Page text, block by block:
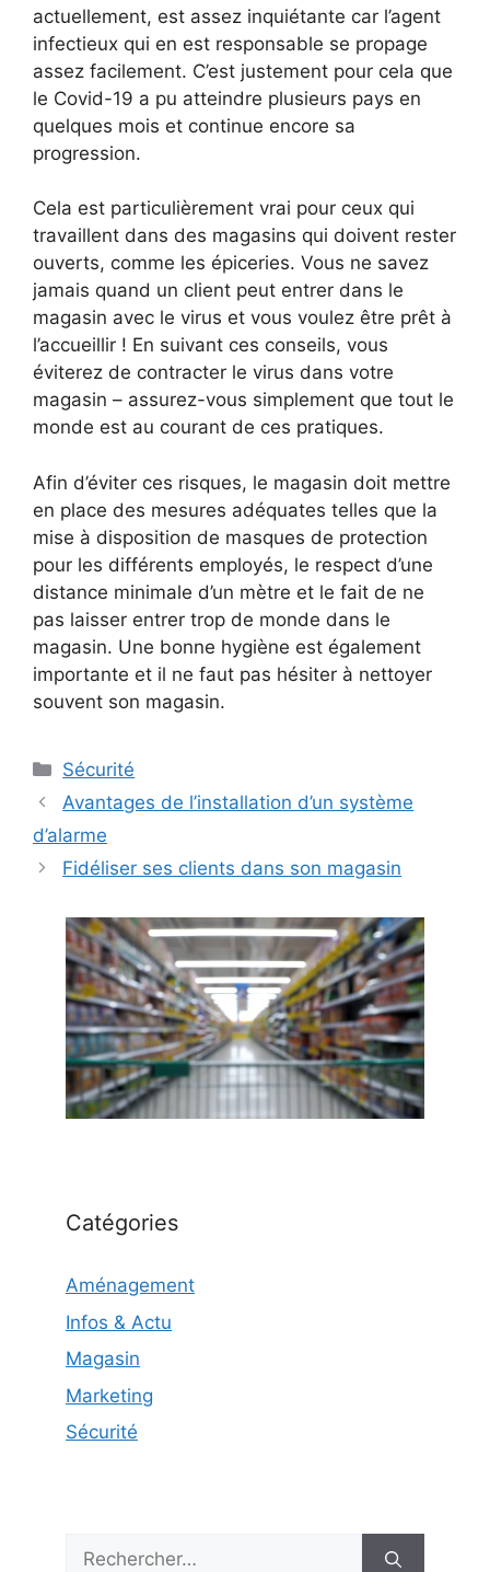
actuellement, est assez inquiétante car l’agent
infectieux qui en est responsable se propage
assez facilement. C’est justement pour cela que
le Covid-19 a pu atteindre plusieurs pays en
quelques mois et continue encore sa
progression.
Cela est particulièrement vrai pour ceux qui
travaillent dans des magasins qui doivent rester
ouverts, comme les épiceries. Vous ne savez
jamais quand un client peut entrer dans le
magasin avec le virus et vous voulez être prêt à
l’accueillir ! En suivant ces conseils, vous
éviterez de contracter le virus dans votre
magasin – assurez-vous simplement que tout le
monde est au courant de ces pratiques.
Afin d’éviter ces risques, le magasin doit mettre
en place des mesures adéquates telles que la
mise à disposition de masques de protection
pour les différents employés, le respect d’une
distance minimale d’un mètre et le fait de ne
pas laisser entrer trop de monde dans le
magasin. Une bonne hygiène est également
importante et il ne faut pas hésiter à nettoyer
souvent son magasin.
Catégories
Sécurité
Avantages de l’installation d’un système
d’alarme
Fidéliser ses clients dans son magasin
Catégories
Aménagement
Infos & Actu
Magasin
Marketing
Sécurité
Rechercher :